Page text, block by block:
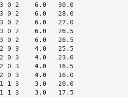
3 0 2
6.0
   30.0
3 0 2
6.0
   28.0
3 0 2
6.0
   27.0
3 0 2
6.0
   26.5
0 2
6.0
   26.5
2 0 3
4.0
   25.5
2 0 3
4.0
   23.0
2 0 3
4.0
   16.5
2 0 3
4.0
   16.0
1 1 3
3.0
   20.0
1 1 3
3.0
   17.5